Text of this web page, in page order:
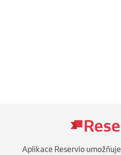
Aplikace Reservio